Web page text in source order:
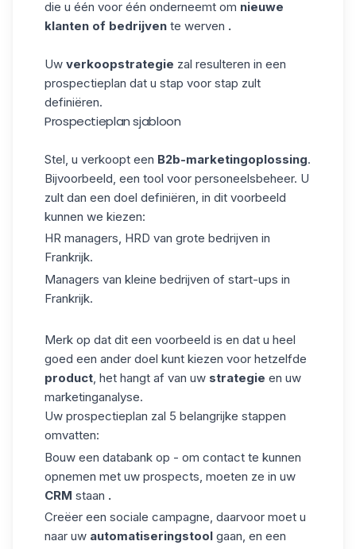
die u één voor één onderneemt om nieuwe
klanten of bedrijven te werven .
Uw verkoopstrategie zal resulteren in een
prospectieplan dat u stap voor stap zult
definiëren.
Prospectieplan sjabloon
Stel, u verkoopt een B2b-marketingoplossing.
Bijvoorbeeld, een tool voor personeelsbeheer. U
zult dan een doel definiëren, in dit voorbeeld
kunnen we kiezen:
HR managers, HRD van grote bedrijven in
Frankrijk.
Managers van kleine bedrijven of start-ups in
Frankrijk.
Merk op dat dit een voorbeeld is en dat u heel
goed een ander doel kunt kiezen voor hetzelfde
product , het hangt af van uw strategie en uw
marketinganalyse.
Uw prospectieplan zal 5 belangrijke stappen
omvatten:
Bouw een databank op - om contact te kunnen
opnemen met uw prospects, moeten ze in uw
CRM staan .
Creëer een sociale campagne, daarvoor moet u
naar uw automatiseringstool gaan, en een